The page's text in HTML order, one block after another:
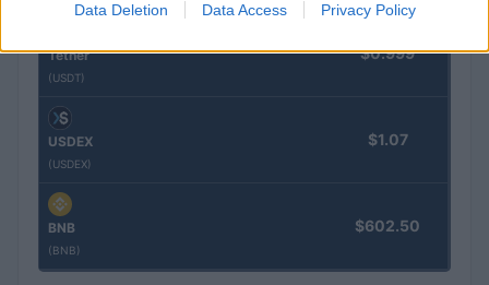
Data Deletion Data Access Privacy Policy
Tether
(USDT)
$0.999
USDEX
(USDEX)
$1.07
BNB
(BNB)
$602.50